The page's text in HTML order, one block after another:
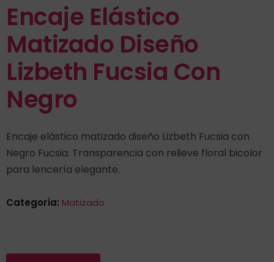
Encaje Elástico
Matizado Diseño
Lizbeth Fucsia Con
Negro
Encaje elástico matizado diseño Lizbeth Fucsia con
Negro Fucsia. Transparencia con relieve floral bicolor
para lencería elegante.
Categoría: Matizado